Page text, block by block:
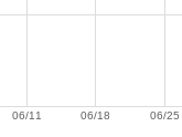
06/25
06/18
06/11